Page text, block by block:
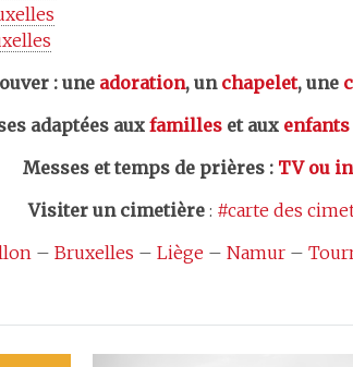
: une adoration, un chapelet, une
adaptées aux familles et aux enfants
Messes et temps de prières : TV ou
Visiter un cimetière : #carte des
– Bruxelles – Liège – Namur –